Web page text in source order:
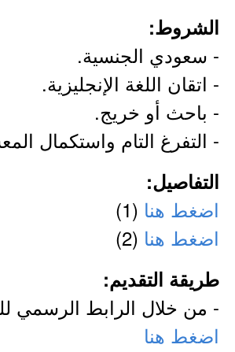
الشروط:
- سعودي الجنسية.
- اتقان اللغة الإنجليزية.
- باحث أو خريج.
- التفرغ التام واستكمال
التفاصيل:
اضغط هنا (1)
اضغط هنا (2)
طريقة التقديم:
- من خلال الرابط الرسمي
اضغط هنا